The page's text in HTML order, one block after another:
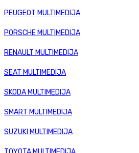
PEUGEOT MULTIMEDIJA
PORSCHE MULTIMEDIJA
RENAULT MULTIMEDIJA
SEAT MULTIMEDIJA
SKODA MULTIMEDIJA
SMART MULTIMEDIJA
SUZUKI MULTIMEDIJA